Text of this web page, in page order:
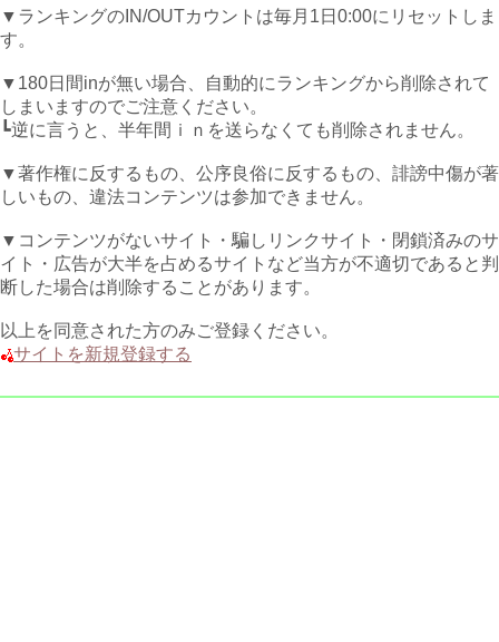
▼ランキングのIN/OUTカウントは毎月1日0:00にリセットしま
す。
▼180日間inが無い場合、自動的にランキングから削除されて
しまいますのでご注意ください。
┗逆に言うと、半年間ｉｎを送らなくても削除されません。
▼著作権に反するもの、公序良俗に反するもの、誹謗中傷が著
しいもの、違法コンテンツは参加できません。
▼コンテンツがないサイト・騙しリンクサイト・閉鎖済みのサ
イト・広告が大半を占めるサイトなど当方が不適切であると判
断した場合は削除することがあります。
以上を同意された方のみご登録ください。
サイトを新規登録する